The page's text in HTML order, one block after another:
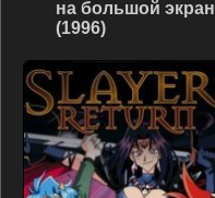
на большой экран
(1996)